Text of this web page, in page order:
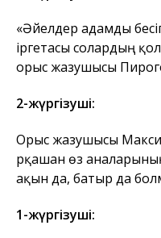
«Әйелдер адамды
іргетасы солардың
орыс жазушысы
2-жүргізуші:
Орыс жазушысы
әрқашан өз
ақын да, батыр да
1-жүргізуші: